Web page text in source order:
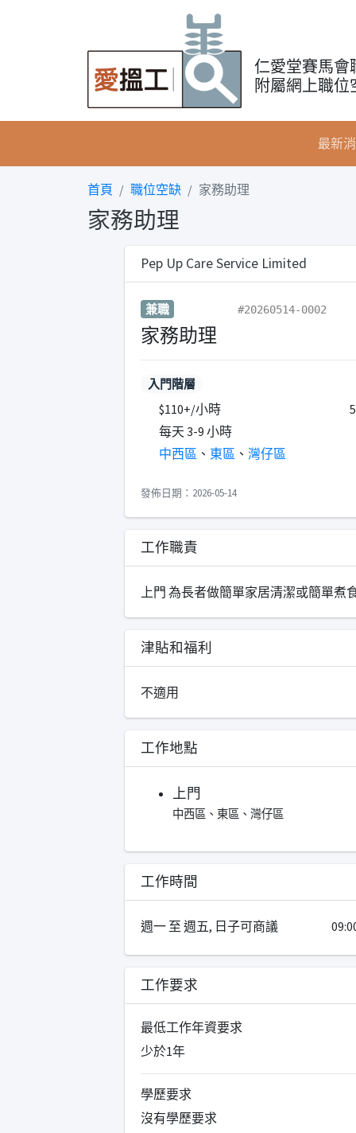
仁愛堂賽馬會
附屬網上職位
最新
首頁 職位空缺 家務助理
家務助理
Pep Up Care Service Limited
兼職 #20260514-0002
家務助理
入門階層
$110+/小時
每天 3-9 小時
中西區 、 東區 、 灣仔區
發佈日期：2026-05-14
工作職責
上門 為長者做簡單家居清潔或簡單煮
津貼和福利
不適用
工作地點
上門
中西區、東區、灣仔區
工作時間
週一 至 週五, 日子可商議
工作要求
最低工作年資要求
少於1年
學歷要求
沒有學歷要求